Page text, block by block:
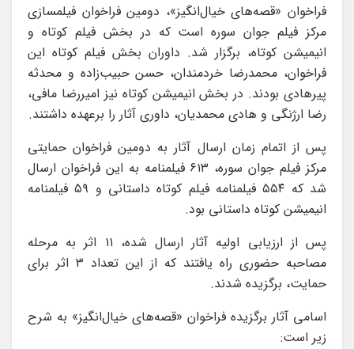
فراخوان «قصه‌های خیال‌انگیز»، دومین فراخوان فیلمسازی
مرکز فیلم جوان سوره است که در بخش فیلم کوتاه و
انیمیشن کوتاه، برگزار شد. داوران بخش فیلم کوتاه این
فراخوان، محمدرضا خردمندان، حسن حبیب‌زاده و محدثه
پیرهادی بودند. در بخش انیمیشن کوتاه نیز امیررضا مافی،
رضا ارژنگی و هادی محمدیان، داوری آثار را برعهده داشتند.
پس از اتمام زمان ارسال آثار به دومین فراخوان حمایتی
مرکز فیلم جوان سوره، ۶۱۳ فیلمنامه به این فراخوان ارسال
شد که ۵۵۴ فیلمنامه فیلم کوتاه داستانی و ۵۹ فیلمنامه
انیمیشن کوتاه داستانی بود.
پس از ارزیابی اولیه آثار ارسال شده، ۱۱ اثر به مرحله
مصاحبه حضوری راه یافتند که از این تعداد ۳ اثر برای
حمایت، برگزیده شدند.
اسامی آثار برگزیده فراخوان «قصه‌های خیال‌انگیز» به شرح
زیر است: